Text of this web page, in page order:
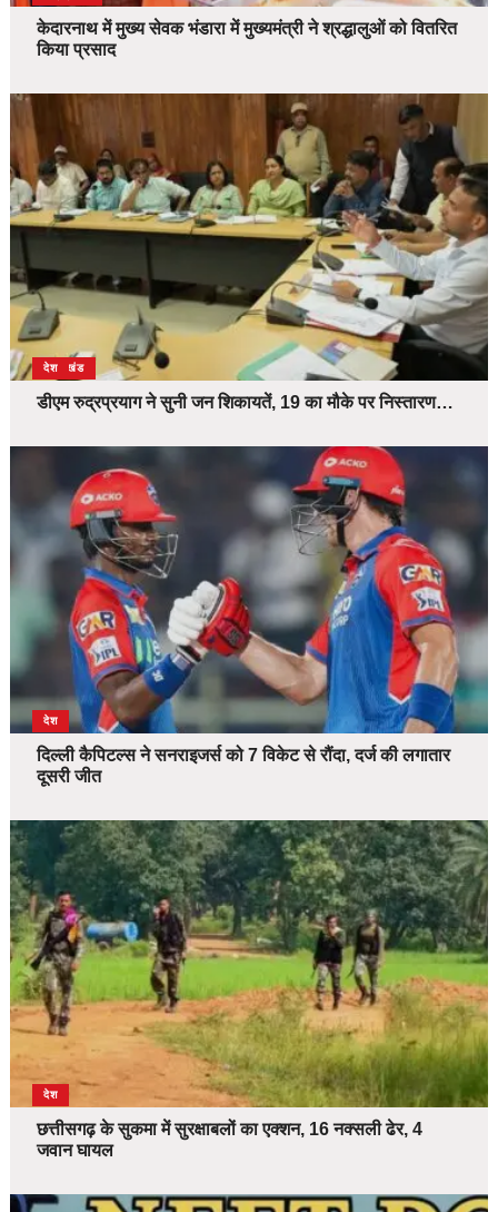
केदारनाथ में मुख्य सेवक भंडारा में मुख्यमंत्री ने श्रद्धालुओं को वितरित
किया प्रसाद
उत्तराखंड
देश
डीएम रुद्रप्रयाग ने सुनी जन शिकायतें, 19 का मौके पर निस्तारण…
देश
दिल्ली कैपिटल्स ने सनराइजर्स को 7 विकेट से रौंदा, दर्ज की लगातार
दूसरी जीत
देश
छत्तीसगढ़ के सुकमा में सुरक्षाबलों का एक्शन, 16 नक्सली ढेर, 4
जवान घायल